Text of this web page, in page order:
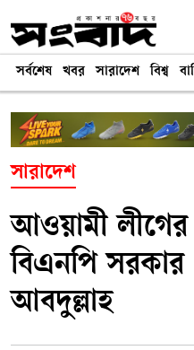
সর্বশেষ খবর সারাদেশ বিশ্ব
সারাদেশ
আওয়ামী
বিএনপি
আবদুল্লাহ